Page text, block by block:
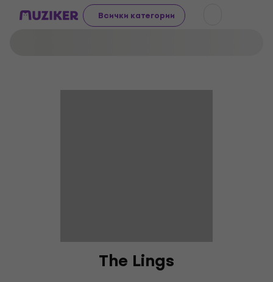
Всички категории
The Lings